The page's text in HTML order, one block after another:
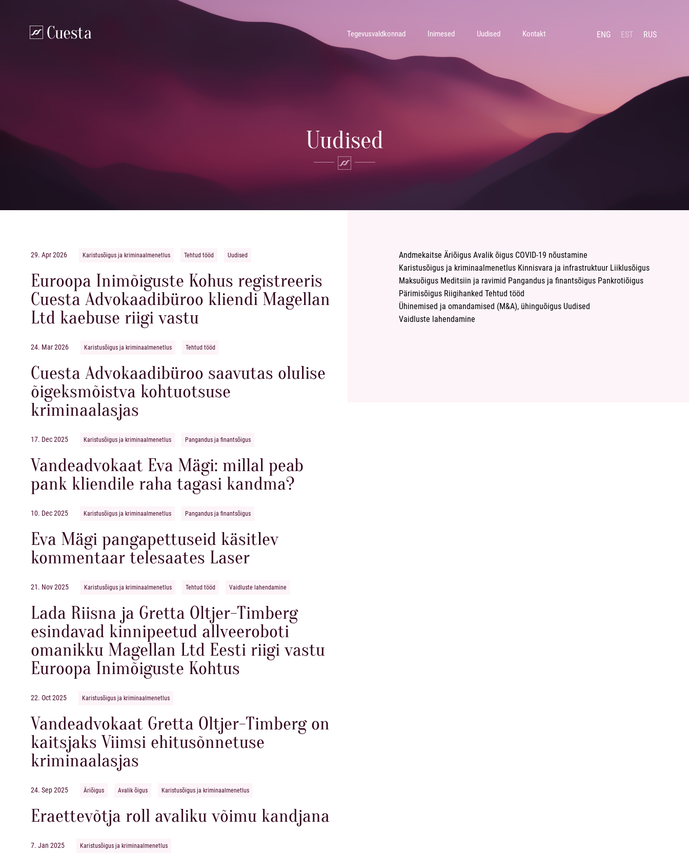
Tegevusvaldkonnad Inimesed Uudised Kontakt ENG EST RUS
Uudised
29. Apr 2026 Karistusõigus ja kriminaalmenetlus Tehtud tööd Uudised
Euroopa Inimõiguste Kohus registreeris
Cuesta Advokaadibüroo kliendi Magellan
Ltd kaebuse riigi vastu
24. Mar 2026 Karistusõigus ja kriminaalmenetlus Tehtud tööd
Cuesta Advokaadibüroo saavutas olulise
õigeksmõistva kohtuotsuse
kriminaalasjas
17. Dec 2025 Karistusõigus ja kriminaalmenetlus Pangandus ja finantsõigus
Vandeadvokaat Eva Mägi: millal peab
pank kliendile raha tagasi kandma?
10. Dec 2025 Karistusõigus ja kriminaalmenetlus Pangandus ja finantsõigus
Eva Mägi pangapettuseid käsitlev
kommentaar telesaates Laser
21. Nov 2025 Karistusõigus ja kriminaalmenetlus Tehtud tööd Vaidluste lahendamine
Lada Riisna ja Gretta Oltjer-Timberg
esindavad kinnipeetud allveeroboti
omanikku Magellan Ltd Eesti riigi vastu
Euroopa Inimõiguste Kohtus
22. Oct 2025 Karistusõigus ja kriminaalmenetlus
Vandeadvokaat Gretta Oltjer-Timberg on
kaitsjaks Viimsi ehitusõnnetuse
kriminaalasjas
24. Sep 2025 Äriõigus Avalik õigus Karistusõigus ja kriminaalmenetlus
Eraettevõtja roll avaliku võimu kandjana
7. Jan 2025 Karistusõigus ja kriminaalmenetlus
Andmekaitse Äriõigus Avalik õigus COVID-19 nõustamine
Karistusõigus ja kriminaalmenetlus Kinnisvara ja infrastruktuur Liiklusõigus
Maksuõigus Meditsiin ja ravimid Pangandus ja finantsõigus Pankrotiõigus
Pärimisõigus Riigihanked Tehtud tööd
Ühinemised ja omandamised (M&A), ühinguõigus Uudised
Vaidluste lahendamine